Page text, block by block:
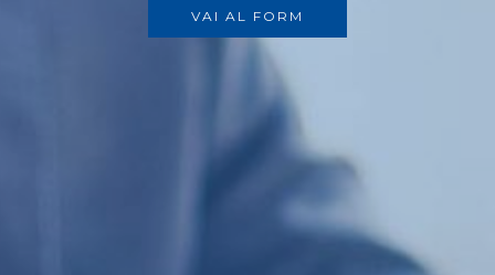
VAI AL FORM